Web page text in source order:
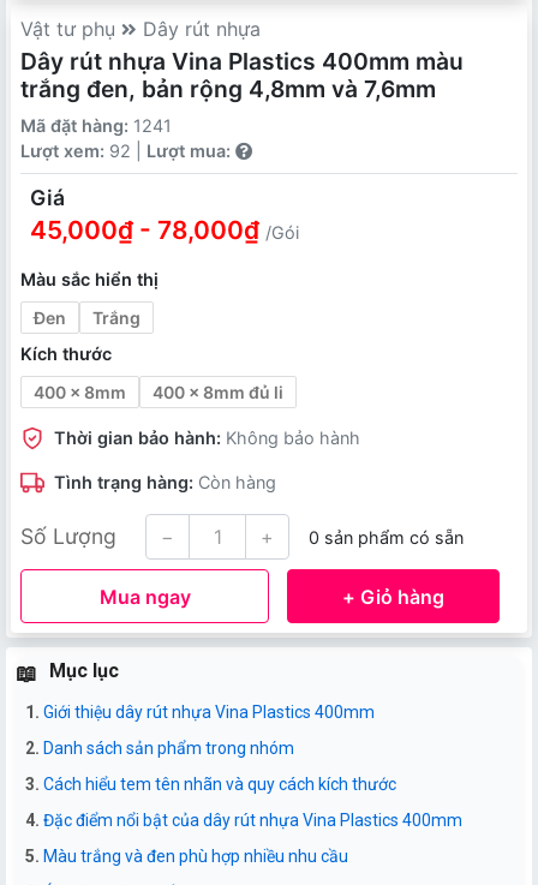
Vật tư phụ Dây rút nhựa
Dây rút nhựa Vina Plastics 400mm màu
trắng đen, bản rộng 4,8mm và 7,6mm
Mã đặt hàng: 1241
Lượt xem: 92 | Lượt mua:
Giá
45,000₫ - 78,000₫ /Gói
Màu sắc hiển thị
Đen
Trắng
Kích thước
400 x 8mm
400 x 8mm đủ li
Thời gian bảo hành: Không bảo hành
Tình trạng hàng: Còn hàng
Số Lượng − + 0 sản phẩm có sẵn
Mua ngay + Giỏ hàng
Mục lục
Giới thiệu dây rút nhựa Vina Plastics 400mm
Danh sách sản phẩm trong nhóm
Cách hiểu tem tên nhãn và quy cách kích thước
Đặc điểm nổi bật của dây rút nhựa Vina Plastics 400mm
Màu trắng và đen phù hợp nhiều nhu cầu